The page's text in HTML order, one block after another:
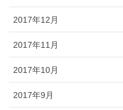
2017年12月
2017年11月
2017年10月
2017年9月